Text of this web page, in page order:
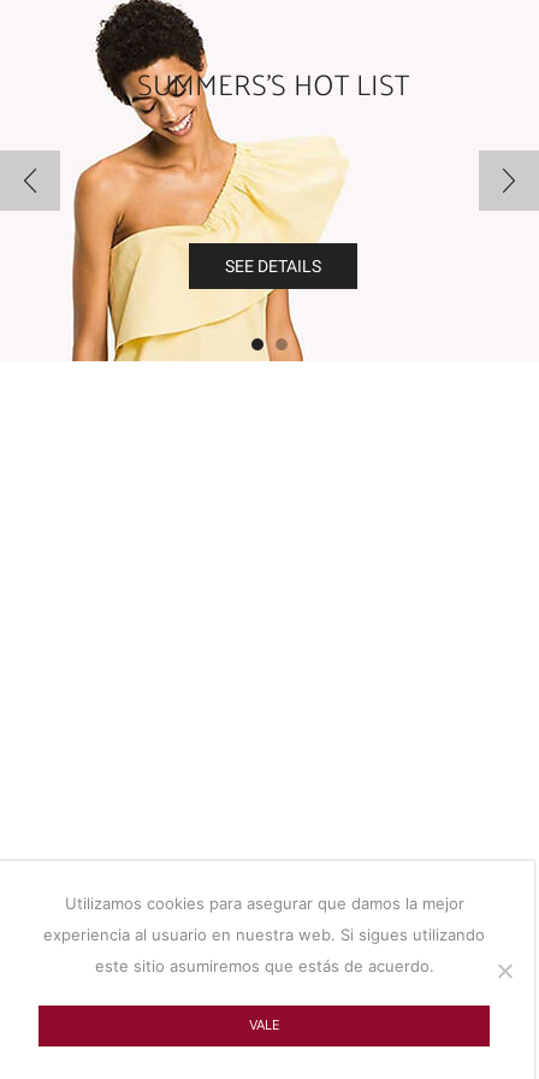
SUMMERS’S HOT LIST
SEE DETAILS
Utilizamos cookies para asegurar que damos la mejor
experiencia al usuario en nuestra web. Si sigues utilizando
este sitio asumiremos que estás de acuerdo.
VALE